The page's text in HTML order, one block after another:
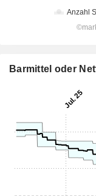
Barmittel oder